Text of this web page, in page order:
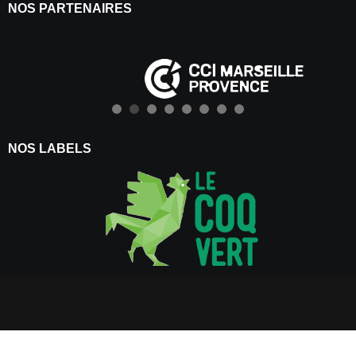
NOS PARTENAIRES
NOS LABELS